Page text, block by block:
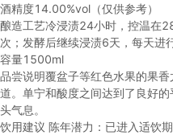
酒精度14.00%vol（仅供参考）
酿造工艺冷浸渍24小时，控温在
次；发酵后继续浸渍6天，每天进
容量1500ml
品尝说明覆盆子等红色水果的果
道。单宁和酸度之间达到了良好
头气息。
饮用建议 陈年潜力：已进入适饮